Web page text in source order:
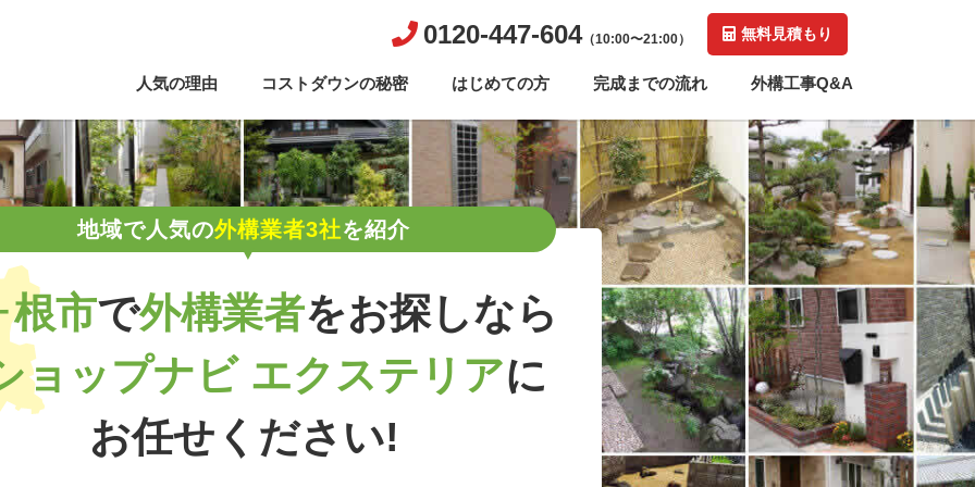
0120-447-604（10:00〜21:00） 無料見積もり
人気の理由 コストダウンの秘密 はじめての方 完成までの流れ 外構工事Q&A
地域で人気の外構業者3社を紹介
根市で外構業者をお探しなら
ョップナビ エクステリアに
お任せください!